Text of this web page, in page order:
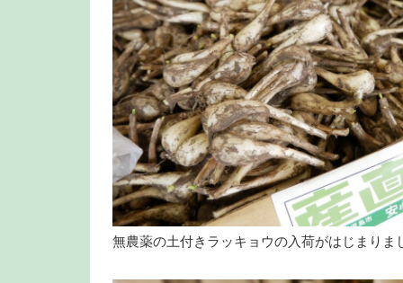
無農薬の土付きラッキョウの入荷がはじまりま